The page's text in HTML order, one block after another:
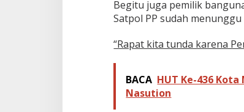
k
c
i
a
t
a
Begitu juga pemilik
Satpol PP sudah menunggu
“Rapat kita tunda karena
BACA HUT Ke-436
Nasution